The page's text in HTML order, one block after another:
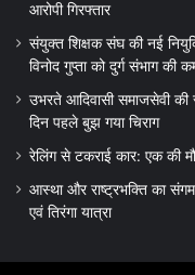
आरोपी गिरफ्तार
संयुक्त शिक्षक संघ की नई
विनोद गुप्ता को दुर्ग संभाग की
उभरते आदिवासी समाजसेवी
दिन पहले बुझ गया चिराग
रेलिंग से टकराई कार: एक की
आस्था और राष्ट्रभक्ति का
एवं तिरंगा यात्रा